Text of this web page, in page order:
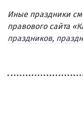
Иные праздники
правового сайта «
праздников,